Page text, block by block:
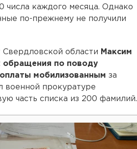
числа каждого месяца. Однако
по-прежнему не получили
области Максим
обращения по поводу
мобилизованным за
военной прокуратуре
часть списка из 200 фамилий.